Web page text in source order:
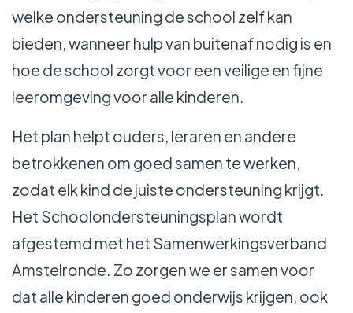
welke ondersteuning de school zelf kan
bieden, wanneer hulp van buitenaf nodig is en
hoe de school zorgt voor een veilige en fijne
leeromgeving voor alle kinderen.
Het plan helpt ouders, leraren en andere
betrokkenen om goed samen te werken,
zodat elk kind de juiste ondersteuning krijgt.
Het Schoolondersteuningsplan wordt
afgestemd met het Samenwerkingsverband
Amstelronde. Zo zorgen we er samen voor
dat alle kinderen goed onderwijs krijgen, ook